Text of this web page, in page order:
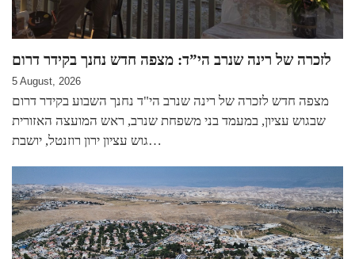
לזכרה של רינה שנרב הי”ד: מצפה חדש נחנך בקידר דרום
5 August, 2026
מצפה חדש לזכרה של רינה שנרב הי"ד נחנך השבוע בקידר דרום
שבגוש עציון, במעמד בני משפחת שנרב, ראש המועצה האזורית
גוש עציון ירון רוזנטל, יושבת…